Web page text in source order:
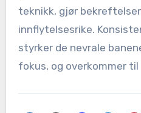
teknikk, gjør
innflytelsesrike.
styrker de nevrale
fokus, og overkommer